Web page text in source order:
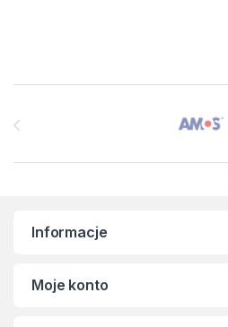
Informacje
Moje konto